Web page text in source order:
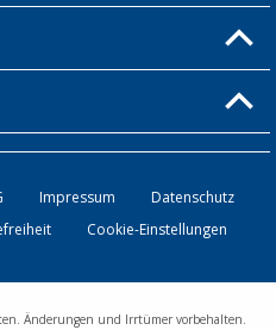
Impressum
Datenschutz
Cookie-Einstellungen
Änderungen und Irrtümer vorbehalten.